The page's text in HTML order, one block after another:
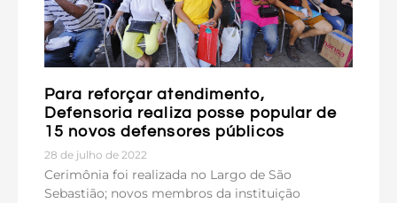
Para reforçar atendimento,
Defensoria realiza posse popular de
15 novos defensores públicos
28 de julho de 2022
Cerimônia foi realizada no Largo de São
Sebastião; novos membros da instituição